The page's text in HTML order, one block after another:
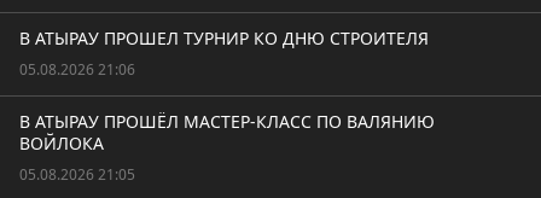
В АТЫРАУ ПРОШЕЛ ТУРНИР КО ДНЮ СТРОИТЕЛЯ
05.08.2026 21:06
В АТЫРАУ ПРОШЁЛ МАСТЕР-КЛАСС ПО ВАЛЯНИЮ
ВОЙЛОКА
05.08.2026 21:05